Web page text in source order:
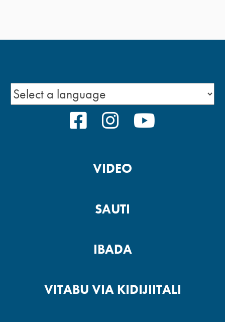
FACEBOOK
INSTAGRAM
VIDEO
SAUTI
IBADA
VITABU VIA KIDIJIITALI